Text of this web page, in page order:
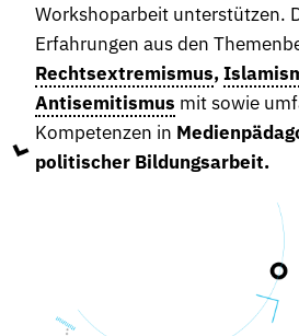
Workshoparbeit unterstützen.
Erfahrungen aus den
Rechtsextremismus,
Antisemitismus mit sowie
Kompetenzen in
politischer Bildungsarbeit.